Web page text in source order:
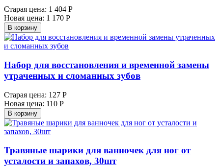
Старая цена: 1 404 Р
Новая цена: 1 170 Р
В корзину
Набор для восстановления и временной замены
утраченных и сломанных зубов
Старая цена: 127 Р
Новая цена: 110 Р
В корзину
Травяные шарики для ванночек для ног от
усталости и запахов, 30шт